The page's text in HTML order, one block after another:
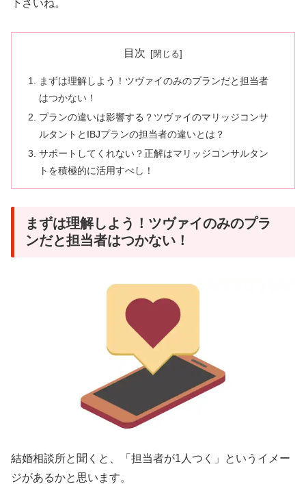
下さいね。
目次
まずは理解しよう！ツヴァイのみのプランだと担当者
はつかない！
プランの違いは影響する？ツヴァイのマリッジコンサ
ルタントとIBJプランの担当者の違いとは？
サポートしてくれない？正解はマリッジコンサルタン
トを積極的に活用すべし！
まずは理解しよう！ツヴァイのみのプラ
ンだと担当者はつかない！
結婚相談所と聞くと、「担当者が1人つく」というイメー
ジがあるかと思います。